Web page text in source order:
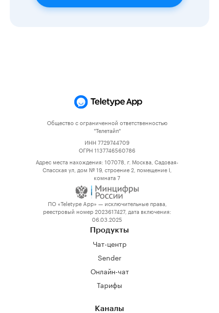
Общество с ограниченной ответственностью
"Телетайп"
ИНН 7729744709
ОГРН 1137746560786
Адрес места нахождения: 107078, г. Москва, Садовая-
Спасская ул, дом № 19, строение 2, помещение I,
комната 7
ПО «Teletype App» — исключительные права,
реестровый номер 2023617427, дата включения:
06.03.2025
Продукты
Чат-центр
Sender
Онлайн-чат
Тарифы
Каналы